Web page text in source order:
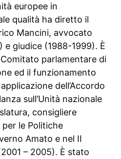
europee in
qualità ha diretto il
Mancini, avvocato
e giudice (1988-1999). È
parlamentare di
ed il funzionamento
dell’Accordo
sull’Unità nazionale
consigliere
le Politiche
Amato e nel II
– 2005). È stato